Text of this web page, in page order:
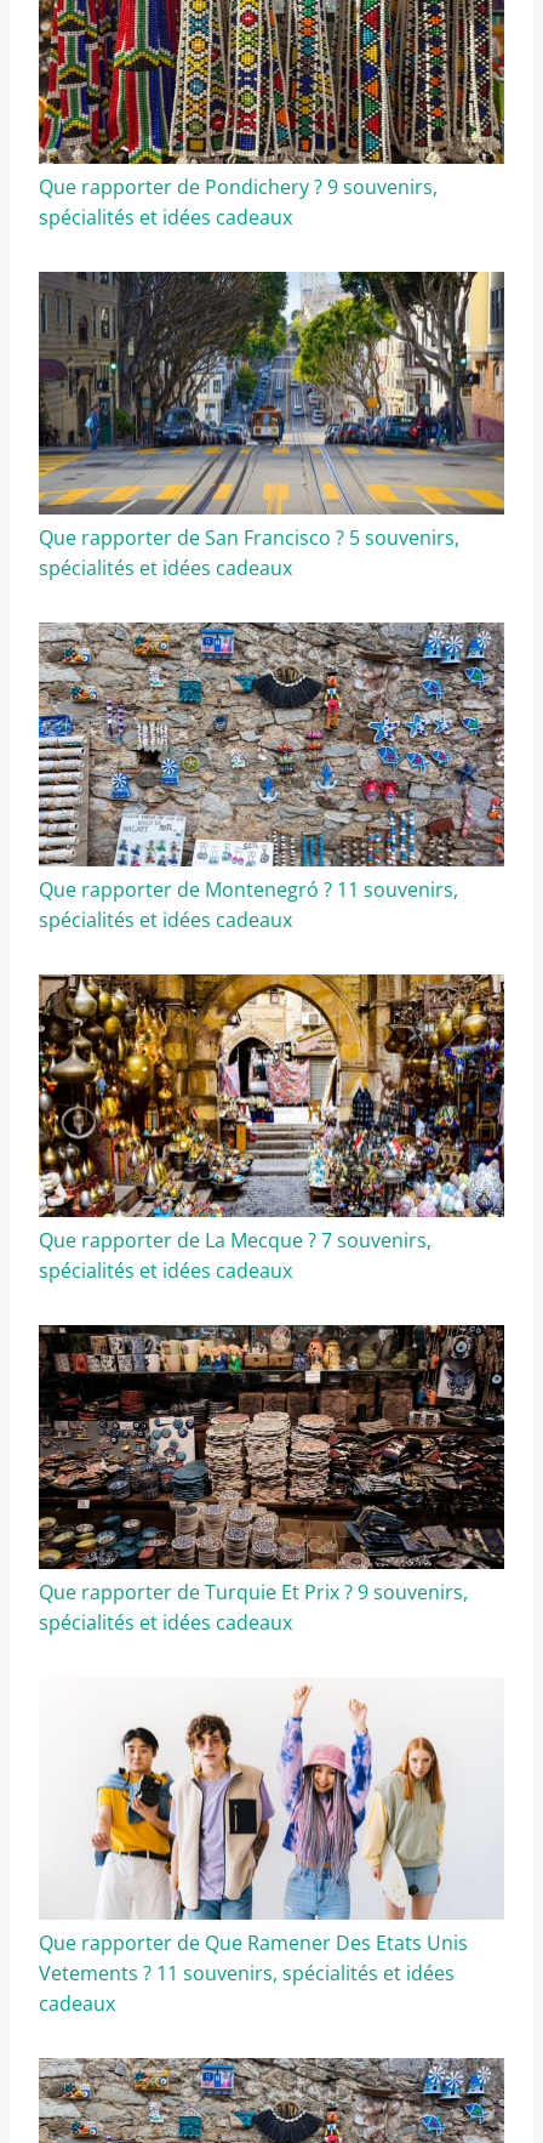
Que rapporter de Pondichery ? 9 souvenirs,
spécialités et idées cadeaux
Que rapporter de San Francisco ? 5 souvenirs,
spécialités et idées cadeaux
Que rapporter de Montenegró ? 11 souvenirs,
spécialités et idées cadeaux
Que rapporter de La Mecque ? 7 souvenirs,
spécialités et idées cadeaux
Que rapporter de Turquie Et Prix ? 9 souvenirs,
spécialités et idées cadeaux
Que rapporter de Que Ramener Des Etats Unis
Vetements ? 11 souvenirs, spécialités et idées
cadeaux